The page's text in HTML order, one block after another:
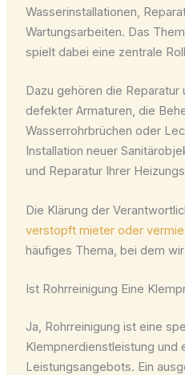
Wasserinstallationen,
Wartungsarbeiten. Das
spielt dabei eine zentrale
Dazu gehören die Reparatur
defekter Armaturen, die
Wasserrohrbrüchen oder
Installation neuer
und Reparatur Ihrer
Die Klärung der
verstopft mieter oder
häufiges Thema, bei dem
Ist Rohrreinigung Eine
Ja, Rohrreinigung ist eine
Klempnerdienstleistung und
Leistungsangebots. Ein